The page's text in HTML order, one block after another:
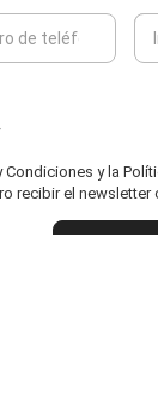
y la
recibir el newsletter